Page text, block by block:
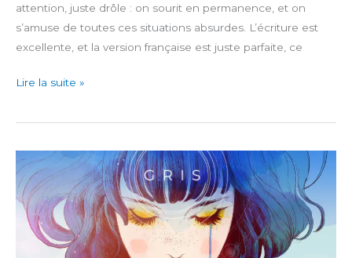
attention, juste drôle : on sourit en permanence, et on
s’amuse de toutes ces situations absurdes. L’écriture est
excellente, et la version française est juste parfaite, ce
Pikuniku
Lire la suite »